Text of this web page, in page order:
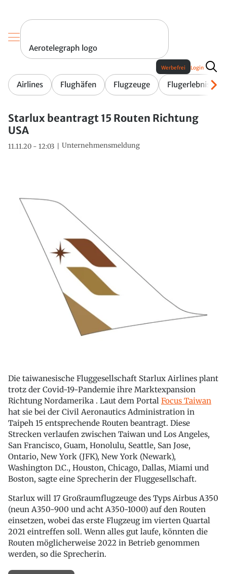
Aerotelegraph logo
Airlines Flughäfen Flugzeuge Flugerlebnis
Werbefrei Login
Starlux beantragt 15 Routen Richtung
USA
11.11.20 - 12:03 Unternehmensmeldung
Die taiwanesische Fluggesellschaft Starlux Airlines plant
trotz der Covid-19-Pandemie ihre Marktexpansion
Richtung Nordamerika . Laut dem Portal Focus Taiwan
hat sie bei der Civil Aeronautics Administration in
Taipeh 15 entsprechende Routen beantragt. Diese
Strecken verlaufen zwischen Taiwan und Los Angeles,
San Francisco, Guam, Honolulu, Seattle, San Jose,
Ontario, New York (JFK), New York (Newark),
Washington D.C., Houston, Chicago, Dallas, Miami und
Boston, sagte eine Sprecherin der Fluggesellschaft.
Starlux will 17 Großraumflugzeuge des Typs Airbus A350
(neun A350-900 und acht A350-1000) auf den Routen
einsetzen, wobei das erste Flugzeug im vierten Quartal
2021 eintreffen soll. Wenn alles gut laufe, könnten die
Routen möglicherweise 2022 in Betrieb genommen
werden, so die Sprecherin.